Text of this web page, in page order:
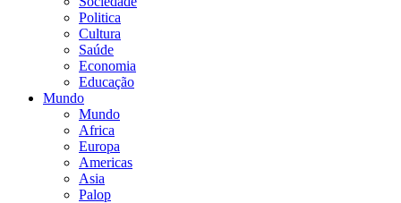
Politica
Cultura
Saúde
Economia
Educação
Mundo
Mundo
Africa
Europa
Americas
Asia
Palop